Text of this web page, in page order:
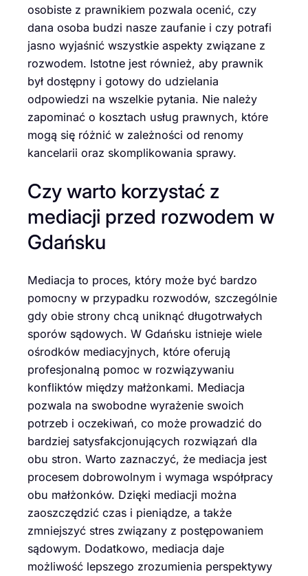
osobiste z prawnikiem pozwala ocenić, czy
dana osoba budzi nasze zaufanie i czy potrafi
jasno wyjaśnić wszystkie aspekty związane z
rozwodem. Istotne jest również, aby prawnik
był dostępny i gotowy do udzielania
odpowiedzi na wszelkie pytania. Nie należy
zapominać o kosztach usług prawnych, które
mogą się różnić w zależności od renomy
kancelarii oraz skomplikowania sprawy.
Czy warto korzystać z
mediacji przed rozwodem w
Gdańsku
Mediacja to proces, który może być bardzo
pomocny w przypadku rozwodów, szczególnie
gdy obie strony chcą uniknąć długotrwałych
sporów sądowych. W Gdańsku istnieje wiele
ośrodków mediacyjnych, które oferują
profesjonalną pomoc w rozwiązywaniu
konfliktów między małżonkami. Mediacja
pozwala na swobodne wyrażenie swoich
potrzeb i oczekiwań, co może prowadzić do
bardziej satysfakcjonujących rozwiązań dla
obu stron. Warto zaznaczyć, że mediacja jest
procesem dobrowolnym i wymaga współpracy
obu małżonków. Dzięki mediacji można
zaoszczędzić czas i pieniądze, a także
zmniejszyć stres związany z postępowaniem
sądowym. Dodatkowo, mediacja daje
możliwość lepszego zrozumienia perspektywy